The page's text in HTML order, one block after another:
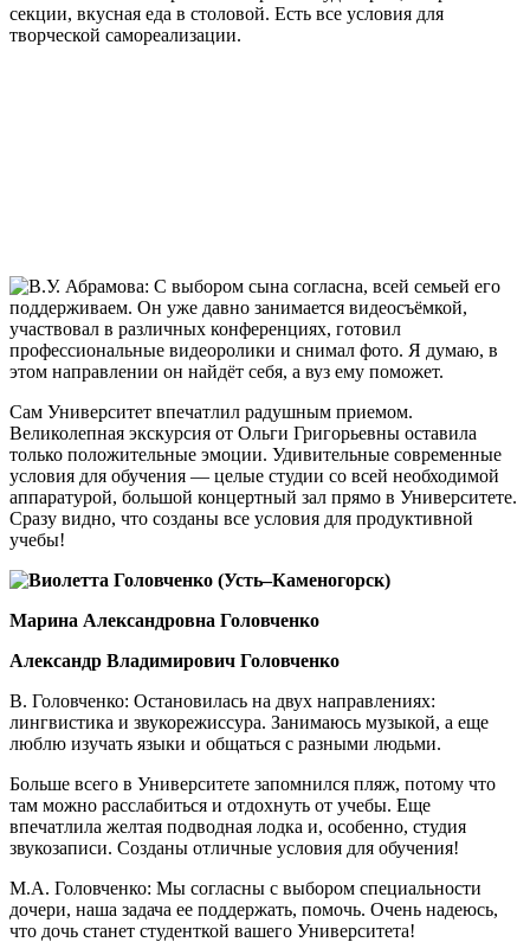
секции, вкусная еда в столовой. Есть все условия для
творческой самореализации.
В.У. Абрамова: С выбором сына согласна, всей семьей его
поддерживаем. Он уже давно занимается видеосъёмкой,
участвовал в различных конференциях, готовил
профессиональные видеоролики и снимал фото. Я думаю, в
этом направлении он найдёт себя, а вуз ему поможет.
Сам Университет впечатлил радушным приемом.
Великолепная экскурсия от Ольги Григорьевны оставила
только положительные эмоции. Удивительные современные
условия для обучения — целые студии со всей необходимой
аппаратурой, большой концертный зал прямо в Университете.
Сразу видно, что созданы все условия для продуктивной
учебы!
Виолетта Головченко (Усть–Каменогорск)
Марина Александровна Головченко
Александр Владимирович Головченко
В. Головченко: Остановилась на двух направлениях:
лингвистика и звукорежиссура. Занимаюсь музыкой, а еще
люблю изучать языки и общаться с разными людьми.
Больше всего в Университете запомнился пляж, потому что
там можно расслабиться и отдохнуть от учебы. Еще
впечатлила желтая подводная лодка и, особенно, студия
звукозаписи. Созданы отличные условия для обучения!
М.А. Головченко: Мы согласны с выбором специальности
дочери, наша задача ее поддержать, помочь. Очень надеюсь,
что дочь станет студенткой вашего Университета!